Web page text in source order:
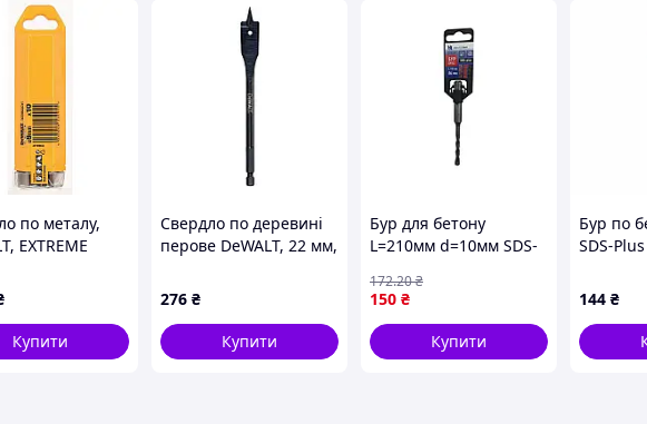
по металу,
EXTREME
Купити
Свердло по деревині
перове DeWALT, 22 мм,
1 ⁄ 4″ (6.35 мм) (DT4769)
276 ₴
Купити
Бур для бетону
L=210мм d=10мм SDS-
150 ₴
172.20₴
Купити
Бур по
SDS-
144 ₴